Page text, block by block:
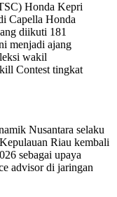
Honda Kepri
Capella Honda
diikuti 181
menjadi ajang
wakil
Contest tingkat
Nusantara selaku
Riau kembali
sebagai upaya
advisor di jaringan